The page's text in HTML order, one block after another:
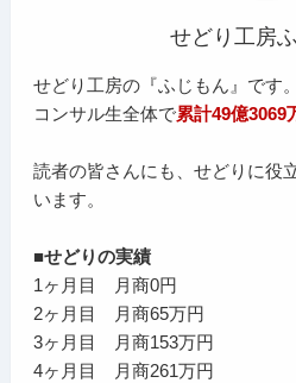
せどり工房
せどり工房の『ふじもん』です。
コンサル生全体で累計49億3069
読者の皆さんにも、せどりに役
います。
■せどりの実績
1ヶ月目 月商0円
2ヶ月目 月商65万円
3ヶ月目 月商153万円
4ヶ月目 月商261万円